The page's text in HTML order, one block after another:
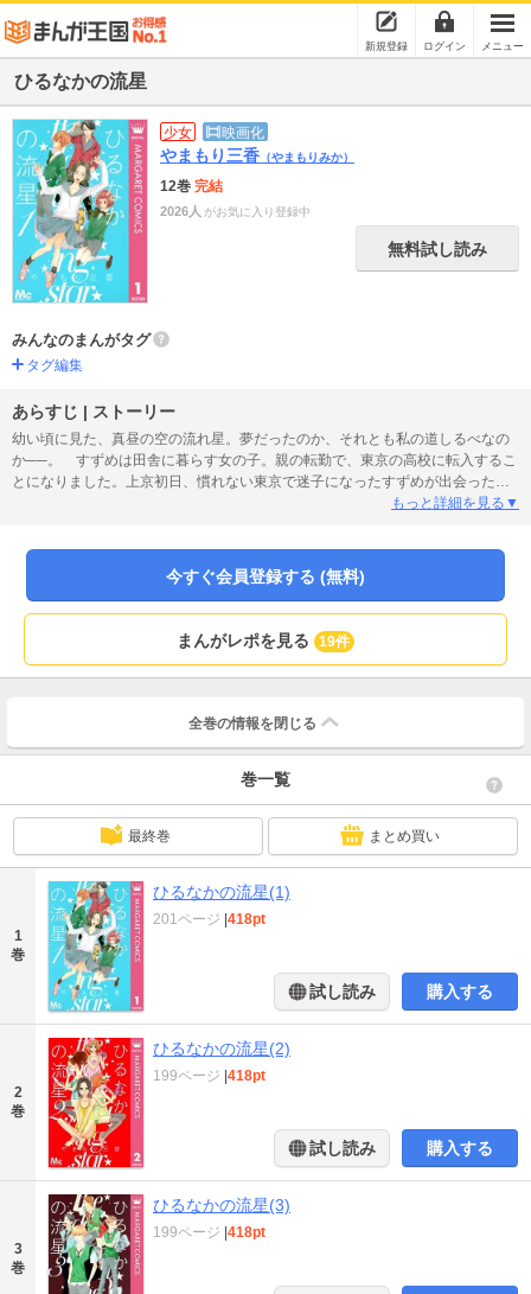
新規登録 ログイン メニュー
ひるなかの流星
少女 映画化
やまもり三香 （やまもりみか）
12巻 完結
2026人 がお気に入り登録中
無料試し読み
みんなのまんがタグ
タグ編集
あらすじ | ストーリー
幼い頃に見た、真昼の空の流れ星。夢だったのか、それとも私の道しるべなの
か──。 すずめは田舎に暮らす女の子。親の転勤で、東京の高校に転入するこ
とになりました。上京初日、慣れない東京で迷子になったすずめが出会ったの
もっと詳細を見る▼
今すぐ会員登録する (無料)
まんがレポを見る 19件
全巻の情報を 閉じる
巻一覧
最終巻 まとめ買い
1
巻
ひるなかの流星(1)
201ページ 418pt
試し読み 購入する
2
巻
ひるなかの流星(2)
199ページ 418pt
試し読み 購入する
3
巻
ひるなかの流星(3)
199ページ 418pt